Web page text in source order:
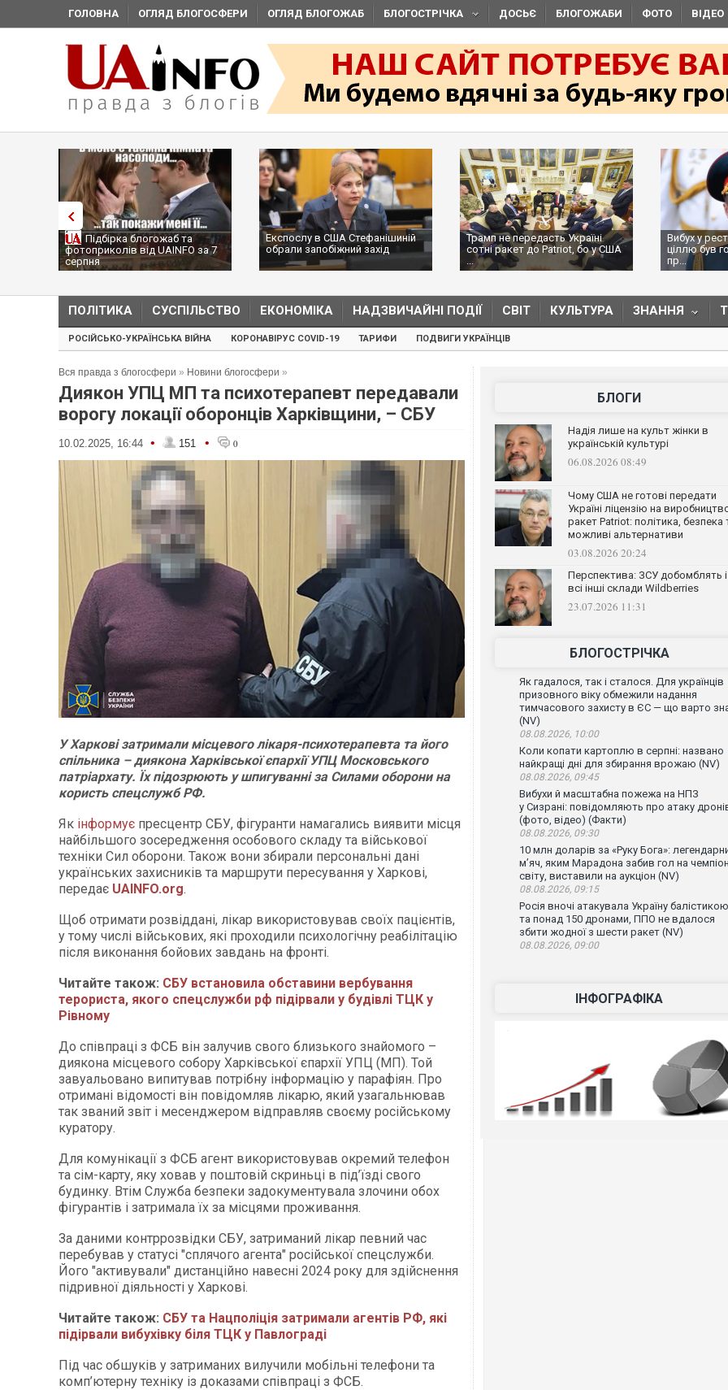
ГОЛОВНА ОГЛЯД БЛОГОСФЕРИ ОГЛЯД БЛОГОЖАБ БЛОГОСТРІЧКА ДОСЬЄ БЛОГОЖАБИ ФОТО ВІДЕО
Підбірка блогожаб та
фотоприколів від UAINFO за 7
серпня
Експослу в США Стефанішиній
обрали запобіжний захід
Трамп не передасть Україні
сотні ракет до Patriot, бо у США
...
Вибух у
ціллю був
пр...
ПОЛІТИКА СУСПІЛЬСТВО ЕКОНОМІКА НАДЗВИЧАЙНІ ПОДІЇ СВІТ КУЛЬТУРА ЗНАННЯ
РОСІЙСЬКО-УКРАЇНСЬКА ВІЙНА КОРОНАВІРУС COVID-19 ТАРИФИ ПОДВИГИ УКРАЇНЦІВ
Вся правда з блогосфери » Новини блогосфери »
Диякон УПЦ МП та психотерапевт передавали
ворогу локації оборонців Харківщини, – СБУ
10.02.2025, 16:44 • 151 • 0
У Харкові затримали місцевого лікаря-психотерапевта та його
спільника – диякона Харківської єпархії УПЦ Московського
патріархату. Їх підозрюють у шпигуванні за Силами оборони на
користь спецслужб РФ.
Як інформує пресцентр СБУ, фігуранти намагались виявити місця
найбільшого зосередження особового складу та військової
техніки Сил оборони. Також вони збирали персональні дані
українських захисників та маршрути пересування у Харкові,
передає UAINFO.org.
Щоб отримати розвіддані, лікар використовував своїх пацієнтів,
у тому числі військових, які проходили психологічну реабілітацію
після виконання бойових завдань на фронті.
Читайте також: СБУ встановила обставини вербування
терориста, якого спецслужби рф підірвали у будівлі ТЦК у
Рівному
До співпраці з ФСБ він залучив свого близького знайомого –
диякона місцевого собору Харківської єпархії УПЦ (МП). Той
завуальовано випитував потрібну інформацію у парафіян. Про
отримані відомості він повідомляв лікарю, який узагальнював
так званий звіт і месенджером відправляв своєму російському
куратору.
Для комунікації з ФСБ агент використовував окремий телефон
та сім-карту, яку ховав у поштовій скриньці в під’їзді свого
будинку. Втім Служба безпеки задокументувала злочини обох
фігурантів і затримала їх за місцями проживання.
За даними контррозвідки СБУ, затриманий лікар певний час
перебував у статусі "сплячого агента" російської спецслужби.
Його "активували" дистанційно навесні 2024 року для здійснення
підривної діяльності у Харкові.
Читайте також: СБУ та Нацполіція затримали агентів РФ, які
підірвали вибухівку біля ТЦК у Павлограді
Під час обшуків у затриманих вилучили мобільні телефони та
комп’ютерну техніку із доказами співпраці з ФСБ.
БЛОГИ
Надія лише на культ жінки в
українській культурі
06.08.2026 08:49
Чому США не готові передати
Україні ліцензію на
ракет Patriot: політика, безпека
можливі альтернативи
03.08.2026 20:24
Перспектива: ЗСУ добомблять і
всі інші склади Wildberries
23.07.2026 11:31
БЛОГОСТРІЧКА
Як гадалося, так і сталося. Для українців
призовного віку обмежили надання
тимчасового захисту в ЄС — що варто
(NV)
08.08.2026, 10:00
Коли копати картоплю в серпні: названо
найкращі дні для збирання врожаю (NV)
08.08.2026, 09:45
Вибухи й масштабна пожежа на НПЗ
у Сизрані: повідомляють про атаку
(фото, відео) (Факти)
08.08.2026, 09:30
10 млн доларів за «Руку Бога»:
м’яч, яким Марадона забив гол на
світу, виставили на аукціон (NV)
08.08.2026, 09:15
Росія вночі атакувала Україну балістикою
та понад 150 дронами, ППО не вдалося
збити жодної з шести ракет (NV)
08.08.2026, 09:00
ІНФОГРАФІКА